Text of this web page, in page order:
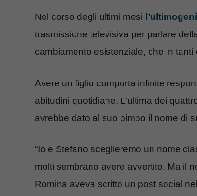
Nel corso degli ultimi mesi
trasmissione televisiva per parlare
cambiamento esistenziale, che in
Avere un figlio comporta infinite
abitudini quotidiane. L’ultima dei
avrebbe dato al suo bimbo il nome di
“Io e Stefano sceglieremo un nome
molti sembrano avere avvertito. Ma il
Romina aveva scritto un post social